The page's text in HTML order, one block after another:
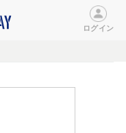
ログイン